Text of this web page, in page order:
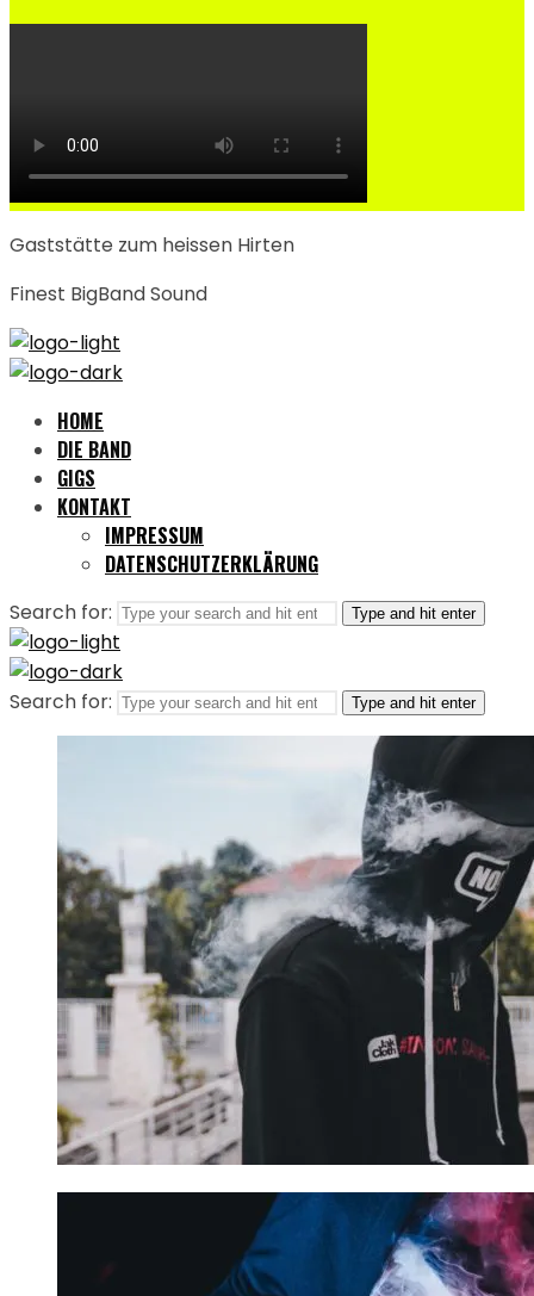
Gaststätte zum heissen Hirten
Finest BigBand Sound
HOME
DIE BAND
GIGS
KONTAKT
IMPRESSUM
DATENSCHUTZERKLÄRUNG
Search for: Type and hit enter
Search for: Type and hit enter